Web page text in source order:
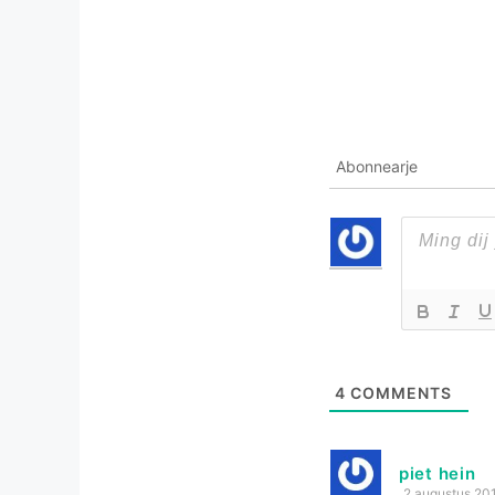
Abonnearje
4 COMMENTS
piet hein